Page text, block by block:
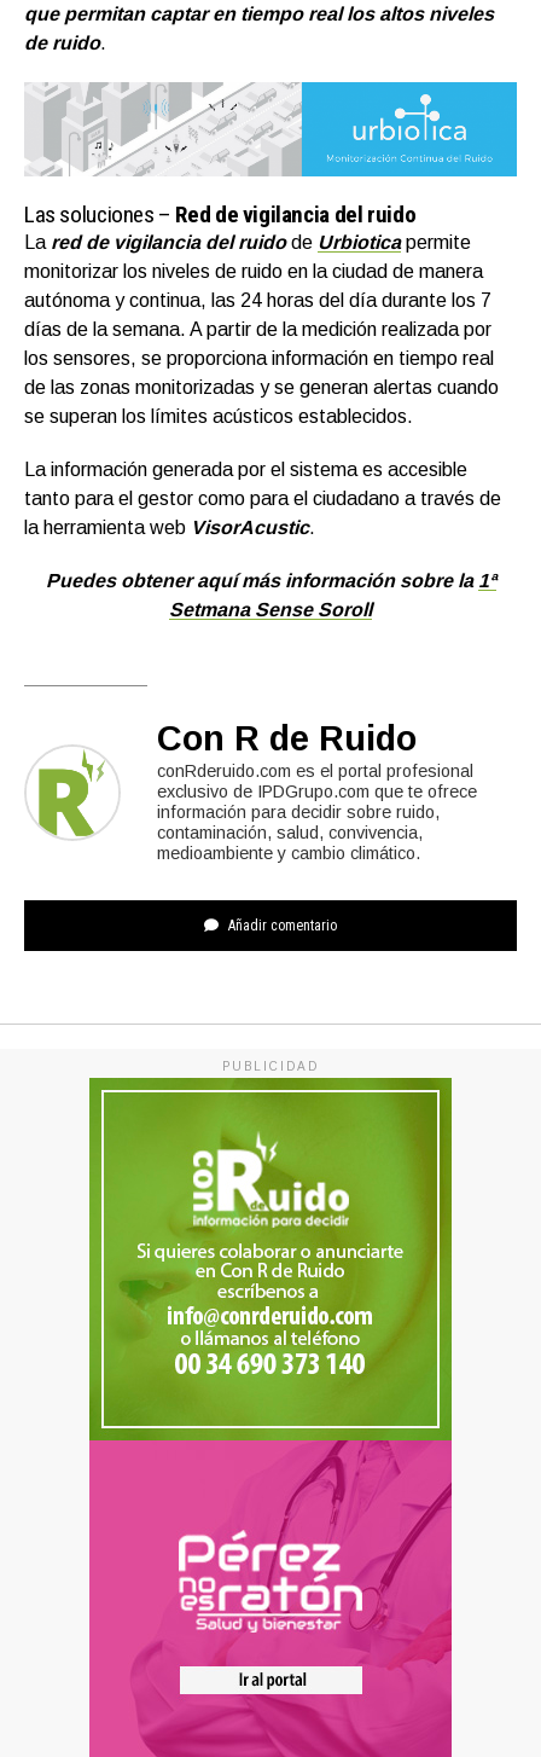
que permitan captar en tiempo real los altos niveles
de ruido.
Las soluciones – Red de vigilancia del ruido
La red de vigilancia del ruidode Urbioticapermite
monitorizar los niveles de ruido en la ciudad de manera
autónoma y continua, las 24 horas del día durante los 7
días de la semana. A partir de la medición realizada por
los sensores, se proporciona información en tiempo real
de las zonas monitorizadas y se generan alertas cuando
se superan los límites acústicos establecidos.
La información generada por el sistema es accesible
tanto para el gestor como para el ciudadano a través de
la herramienta web VisorAcustic.
Puedes obtener aquí más información sobre la 1ª
Setmana Sense Soroll
Con R de Ruido
conRderuido.com es el portal profesional
exclusivo de IPDGrupo.com que te ofrece
información para decidir sobre ruido,
contaminación, salud, convivencia,
medioambiente y cambio climático.
Añadir comentario
PUBLICIDAD